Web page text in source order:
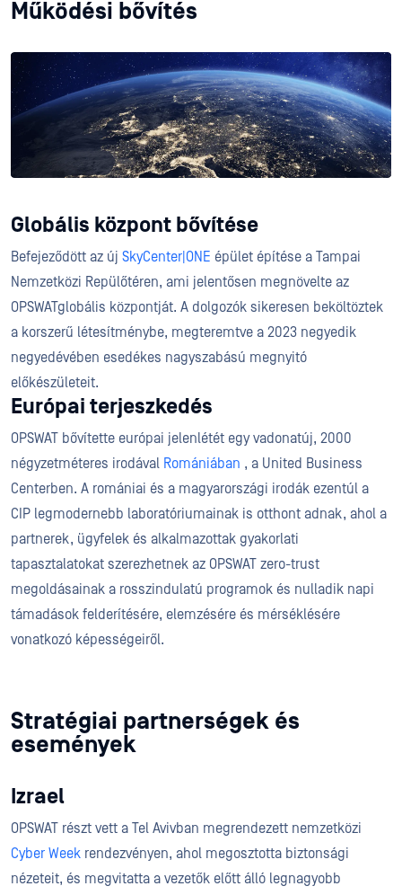
Működési bővítés
Globális központ bővítése
Befejeződött az új SkyCenter|ONE épület építése a Tampai
Nemzetközi Repülőtéren, ami jelentősen megnövelte az
OPSWATglobális központját. A dolgozók sikeresen beköltöztek
a korszerű létesítménybe, megteremtve a 2023 negyedik
negyedévében esedékes nagyszabású megnyitó
előkészületeit.
Európai terjeszkedés
OPSWAT bővítette európai jelenlétét egy vadonatúj, 2000
négyzetméteres irodával Romániában , a United Business
Centerben. A romániai és a magyarországi irodák ezentúl a
CIP legmodernebb laboratóriumainak is otthont adnak, ahol a
partnerek, ügyfelek és alkalmazottak gyakorlati
tapasztalatokat szerezhetnek az OPSWAT zero-trust
megoldásainak a rosszindulatú programok és nulladik napi
támadások felderítésére, elemzésére és mérséklésére
vonatkozó képességeiről.
Stratégiai partnerségek és
események
Izrael
OPSWAT részt vett a Tel Avivban megrendezett nemzetközi
Cyber Week rendezvényen, ahol megosztotta biztonsági
nézeteit, és megvitatta a vezetők előtt álló legnagyobb